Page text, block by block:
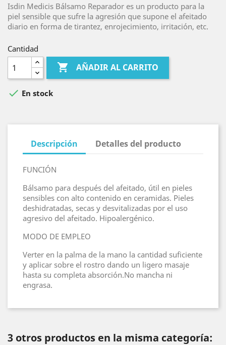
Isdin Medicis Bálsamo Reparador es un producto para la
piel sensible que sufre la agresión que supone el afeitado
diario en forma de tirantez, enrojecimiento, irritación, etc.
Cantidad
 AÑADIR AL CARRITO
 En stock
Descripción Detalles del producto
FUNCIÓN
Bálsamo para después del afeitado, útil en pieles
sensibles con alto contenido en ceramidas. Pieles
deshidratadas, secas y desvitalizadas por el uso
agresivo del afeitado. Hipoalergénico.
MODO DE EMPLEO
Verter en la palma de la mano la cantidad suficiente
y aplicar sobre el rostro dando un ligero masaje
hasta su completa absorción.No mancha ni
engrasa.
3 otros productos en la misma categoría: